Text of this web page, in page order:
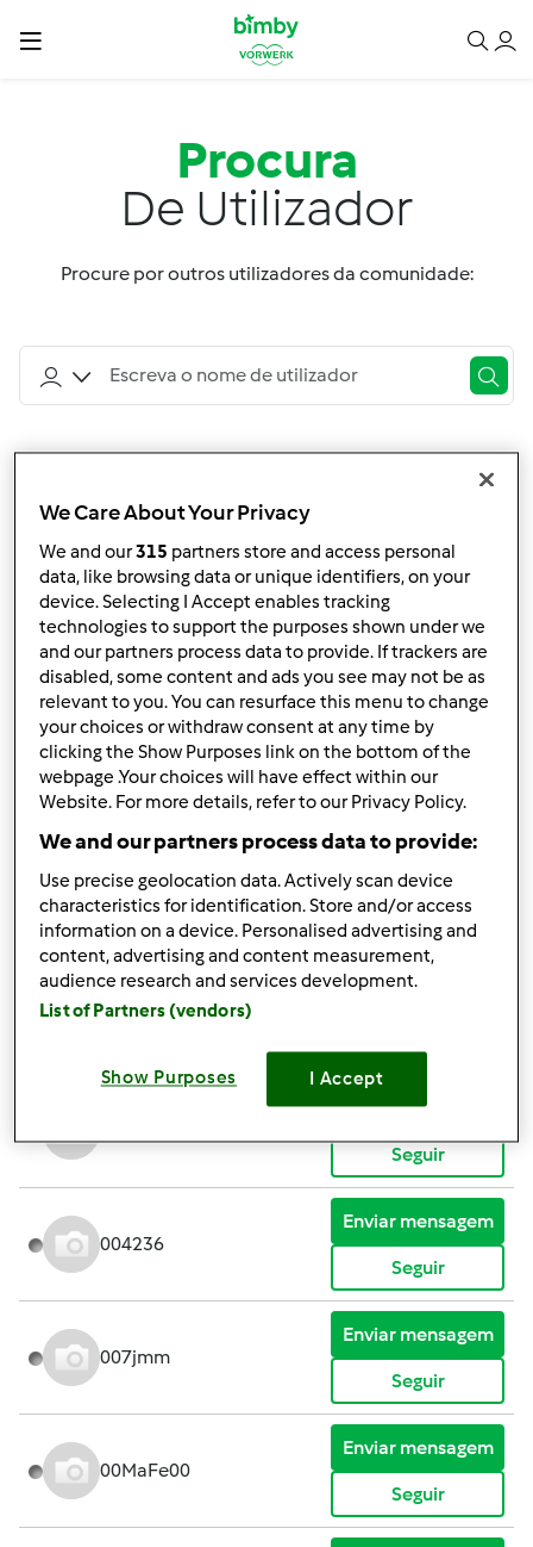
Procura
De Utilizador
Procure por outros utilizadores da comunidade:
Utilizador
Utilizadores encontrados:19118
-7dezembro1981-
Enviar mensagem
Seguir
-Marisa-
Enviar mensagem
Seguir
-_Susana_-
Enviar mensagem
Seguir
.Ana Seco.
Enviar mensagem
Enviar mensagem
Seguir
004236
Enviar mensagem
Seguir
007jmm
Enviar mensagem
Seguir
00MaFe00
Enviar mensagem
Seguir
We Care About Your Privacy
We and our315 partners store and access personal
data, like browsing data or unique identifiers, on your
device. Selecting I Accept enables tracking
technologies to support the purposes shown under we
and our partners process data to provide. If trackers are
disabled, some content and ads you see may not be as
relevant to you. You can resurface this menu to change
your choices or withdraw consent at any time by
clicking the Show Purposes link on the bottom of the
webpage .Your choices will have effect within our
Website. For more details, refer to our Privacy Policy.
We and our partners process data to provide:
Use precise geolocation data. Actively scan device
characteristics for identification. Store and/or access
information on a device. Personalised advertising and
content, advertising and content measurement,
audience research and services development.
List of Partners (vendors)
Show Purposes I Accept